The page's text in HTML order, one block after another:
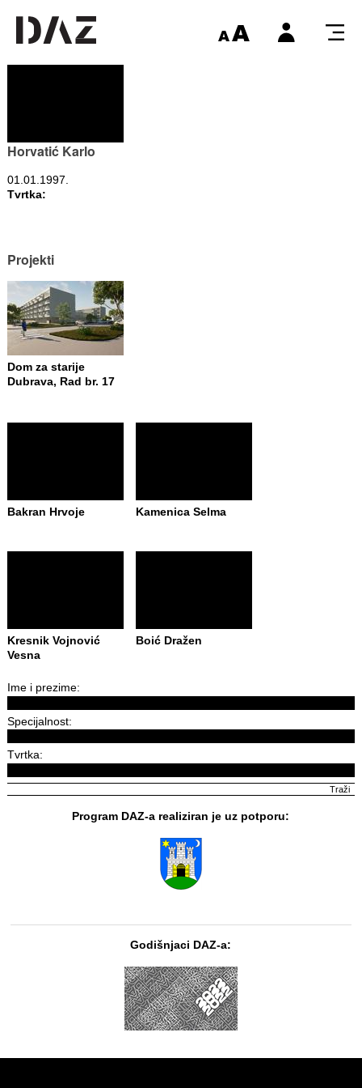
Horvatić Karlo
01.01.1997.
Tvrtka:
Projekti
Dom za starije
Dubrava, Rad br. 17
Bakran Hrvoje Kamenica Selma
Kresnik Vojnović
Vesna
Boić Dražen
Ime i prezime:
Specijalnost:
Tvrtka:
Program DAZ-a realiziran je uz potporu:
Godišnjaci DAZ-a: